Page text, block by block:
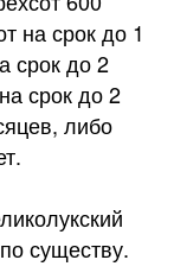
на срок до 1
срок до 2
срок до 2
либо
существу.